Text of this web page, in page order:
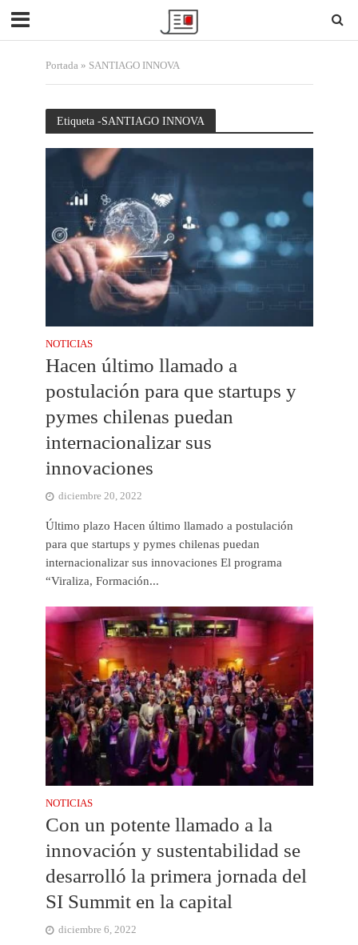
Portada» SANTIAGO INNOVA
Etiqueta -SANTIAGO INNOVA
NOTICIAS
Hacen último llamado a
postulación para que startups y
pymes chilenas puedan
internacionalizar sus
innovaciones
diciembre 20, 2022
Último plazo Hacen último llamado a postulación
para que startups y pymes chilenas puedan
internacionalizar sus innovaciones El programa
“Viraliza, Formación...
NOTICIAS
Con un potente llamado a la
innovación y sustentabilidad se
desarrolló la primera jornada del
SI Summit en la capital
diciembre 6, 2022